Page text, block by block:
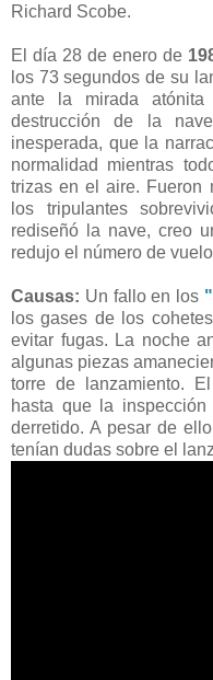
Richard Scobe.
El día 28 de enero de
los 73 segundos de su
ante la mirada
destrucción de la
inesperada, que la
normalidad mientras
trizas en el aire. Fueron
los tripulantes
rediseñó la nave, creo
redujo el número de
Causas: Un fallo en los
los gases de los
evitar fugas. La noche
algunas piezas
torre de lanzamiento.
hasta que la
derretido. A pesar de
tenían dudas sobre el